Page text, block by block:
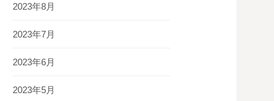
2023年8月
2023年7月
2023年6月
2023年5月